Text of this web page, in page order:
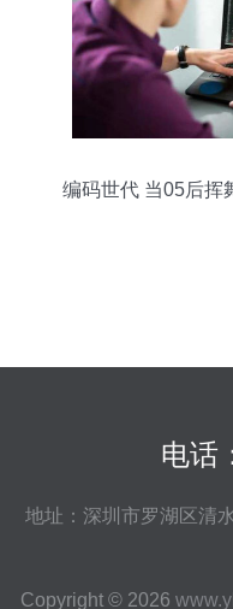
编码世代 当05后挥
电话
地址：深圳市罗湖区清
Copyright © 2026